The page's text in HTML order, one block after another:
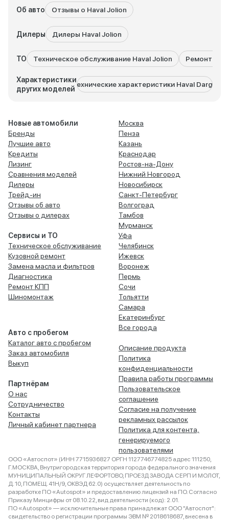
Об авто Отзывы о Haval Jolion
Дилеры Дилеры Haval Jolion
ТО Техническое обслуживание Haval Jolion Ремонт
Характеристики
других моделей
Технические характеристики Haval Dargo
Новые автомобили
Бренды
Лучшие авто
Кредиты
Лизинг
Сравнения моделей
Дилеры
Трейд-ин
Отзывы об авто
Отзывы о дилерах
Сервисы и ТО
Техническое обслуживание
Кузовной ремонт
Замена масла и фильтров
Диагностика
Ремонт КПП
Шиномонтаж
Авто с пробегом
Каталог авто с пробегом
Заказ автомобиля
Выкуп
Партнёрам
О нас
Сотрудничество
Контакты
Личный кабинет партнера
Москва
Пенза
Казань
Краснодар
Ростов-на-Дону
Нижний Новгород
Новосибирск
Санкт-Петербург
Волгоград
Тамбов
Мурманск
Уфа
Челябинск
Ижевск
Воронеж
Пермь
Сочи
Тольятти
Самара
Екатеринбург
Все города
Описание продукта
Политика
конфиденциальности
Правила работы программы
Пользовательское
соглашение
Согласие на получение
рекламных рассылок
Политика для контента,
генерируемого
пользователями
ООО «Автоспот» (ИНН 7715936827 ОРГН 1127746774825 адрес 111250,
Г.МОСКВА, Внутригородская территория города федерального значения
МУНИЦИПАЛЬНЫЙ ОКРУГ ЛЕФОРТОВО, ПРОЕЗД ЗАВОДА СЕРП И МОЛОТ,
Д. 10, ПОМЕЩ. 41Н/9, ОКВЭД 62.0) осуществляет деятельность по
разработке ПО «Autospot» и предоставлению лицензий на ПО. Согласно
Приказу Минцифры от 08.10.22, вид деятельности (код): 2.01.
ПО «Autospot» — исключительные права принадлежат ООО "Автоспот":
свидетельство о регистрации программы ЭВМ № 2018618687, внесена в